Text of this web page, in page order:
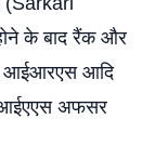
के बाद रैंक और
आईआरएस आदि
आईएएस अफसर